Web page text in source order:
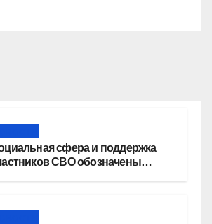
сфера и поддержка
СВО обозначены